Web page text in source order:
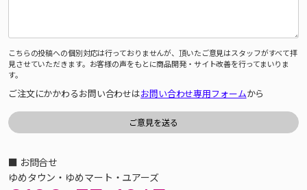
こちらの投稿への個別対応は行っておりませんが、頂いたご意見はスタッフがすべて拝
見させていただきます。お客様の声をもとに商品開発・サイト改善を行ってまいりま
す。
ご注文にかかわるお問い合わせはお問い合わせ専用フォームから
■ お問合せ
ゆめタウン・ゆめマート・ユアーズ